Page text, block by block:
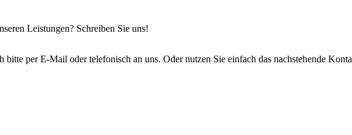
Leistungen? Schreiben Sie uns!
bitte per E-Mail oder telefonisch an uns. Oder nutzen Sie einfach das nachstehende